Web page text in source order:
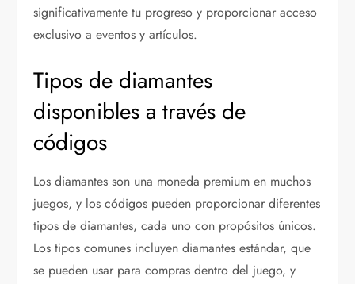
significativamente tu progreso y proporcionar acceso
exclusivo a eventos y artículos.
Tipos de diamantes
disponibles a través de
códigos
Los diamantes son una moneda premium en muchos
juegos, y los códigos pueden proporcionar diferentes
tipos de diamantes, cada uno con propósitos únicos.
Los tipos comunes incluyen diamantes estándar, que
se pueden usar para compras dentro del juego, y